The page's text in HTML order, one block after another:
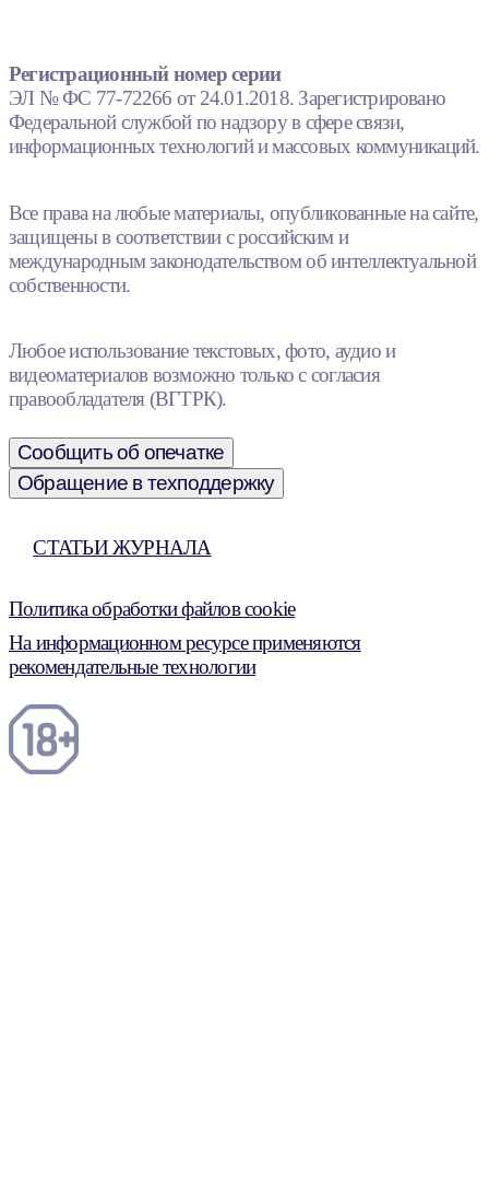
Регистрационный номер серии
ЭЛ № ФС 77-72266 от 24.01.2018. Зарегистрировано
Федеральной службой по надзору в сфере связи,
информационных технологий и массовых коммуникаций.
Все права на любые материалы, опубликованные на сайте,
защищены в соответствии с российским и
международным законодательством об интеллектуальной
собственности.
Любое использование текстовых, фото, аудио и
видеоматериалов возможно только с согласия
правообладателя (ВГТРК).
Сообщить об опечатке
Обращение в техподдержку
СТАТЬИ ЖУРНАЛА
Политика обработки файлов cookie
На информационном ресурсе применяются
рекомендательные технологии